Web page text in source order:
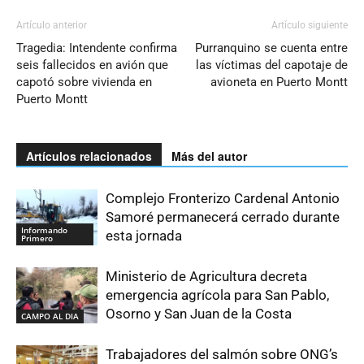
Artículo anterior
Tragedia: Intendente confirma
seis fallecidos en avión que
capotó sobre vivienda en
Puerto Montt
Artículo siguiente
Purranquino se cuenta entre
las víctimas del capotaje de
avioneta en Puerto Montt
Artículos relacionados Más del autor
Informando
Primero
Complejo Fronterizo Cardenal Antonio
Samoré permanecerá cerrado durante
esta jornada
CAMPO AL DIA
Ministerio de Agricultura decreta
emergencia agrícola para San Pablo,
Osorno y San Juan de la Costa
Trabajadores del salmón sobre ONG’s